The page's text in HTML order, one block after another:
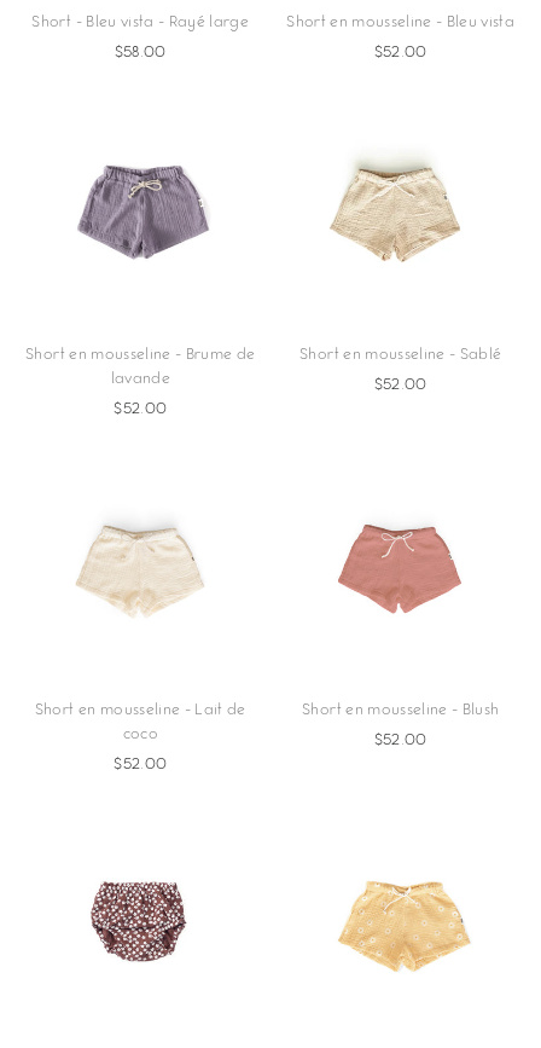
Short - Bleu vista - Rayé large
$58.00
Short en mousseline - Bleu vista
$52.00
Short en mousseline - Brume de
lavande
$52.00
Short en mousseline - Sablé
$52.00
Short en mousseline - Lait de
coco
$52.00
Short en mousseline - Blush
$52.00